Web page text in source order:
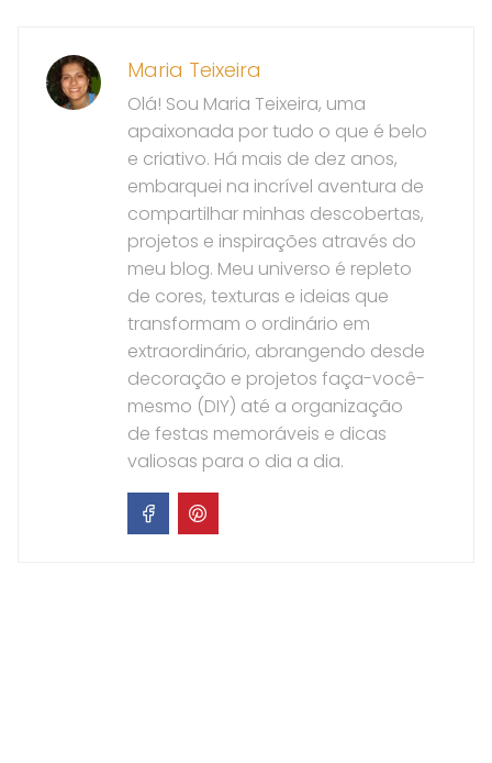
Maria Teixeira
Olá! Sou Maria Teixeira, uma
apaixonada por tudo o que é belo
e criativo. Há mais de dez anos,
embarquei na incrível aventura de
compartilhar minhas descobertas,
projetos e inspirações através do
meu blog. Meu universo é repleto
de cores, texturas e ideias que
transformam o ordinário em
extraordinário, abrangendo desde
decoração e projetos faça-você-
mesmo (DIY) até a organização
de festas memoráveis e dicas
valiosas para o dia a dia.